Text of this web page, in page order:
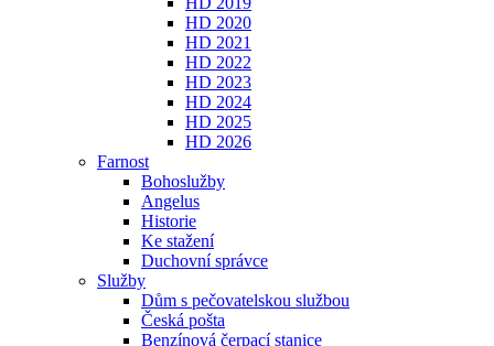
HD 2020
HD 2021
HD 2022
HD 2023
HD 2024
HD 2025
HD 2026
Farnost
Bohoslužby
Angelus
Historie
Ke stažení
Duchovní správce
Služby
Dům s pečovatelskou službou
Česká pošta
Benzínová čerpací stanice